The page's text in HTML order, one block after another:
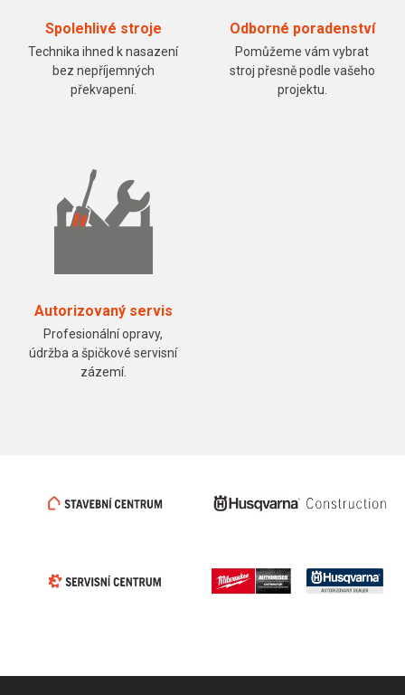
Spolehlivé stroje
Technika ihned k nasazení
bez nepříjemných
překvapení.
Odborné poradenství
Pomůžeme vám vybrat
stroj přesně podle vašeho
projektu.
Autorizovaný servis
Profesionální opravy,
údržba a špičkové servisní
zázemí.